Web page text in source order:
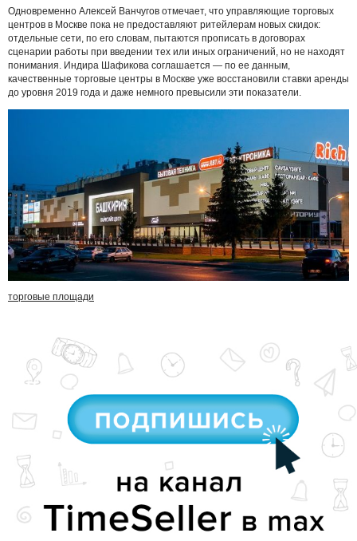
Одновременно Алексей Ванчугов отмечает, что управляющие торговых
центров в Москве пока не предоставляют ритейлерам новых скидок:
отдельные сети, по его словам, пытаются прописать в договорах
сценарии работы при введении тех или иных ограничений, но не находят
понимания. Индира Шафикова соглашается — по ее данным,
качественные торговые центры в Москве уже восстановили ставки аренды
до уровня 2019 года и даже немного превысили эти показатели.
торговые площади